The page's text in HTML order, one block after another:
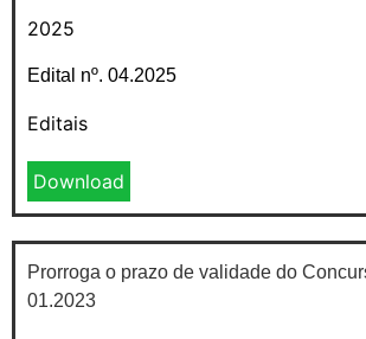
2025
Edital nº. 04.2025
Editais
Download
Prorroga o prazo de validade do
01.2023